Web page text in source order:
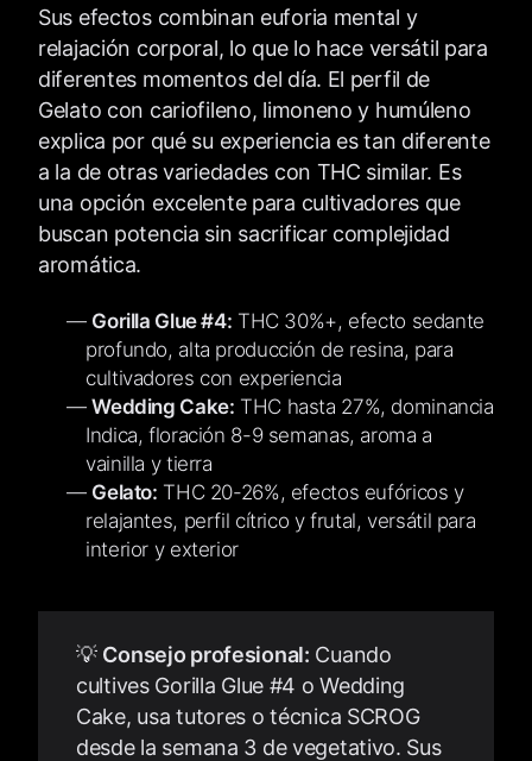
Sus efectos combinan euforia mental y
relajación corporal, lo que lo hace versátil para
diferentes momentos del día. El perfil de
Gelato con cariofileno, limoneno y humúleno
explica por qué su experiencia es tan diferente
a la de otras variedades con THC similar. Es
una opción excelente para cultivadores que
buscan potencia sin sacrificar complejidad
aromática.
Gorilla Glue #4: THC 30%+, efecto sedante
profundo, alta producción de resina, para
cultivadores con experiencia
Wedding Cake: THC hasta 27%, dominancia
Indica, floración 8-9 semanas, aroma a
vainilla y tierra
Gelato: THC 20-26%, efectos eufóricos y
relajantes, perfil cítrico y frutal, versátil para
interior y exterior
💡 Consejo profesional: Cuando
cultives Gorilla Glue #4 o Wedding
Cake, usa tutores o técnica SCROG
desde la semana 3 de vegetativo. Sus